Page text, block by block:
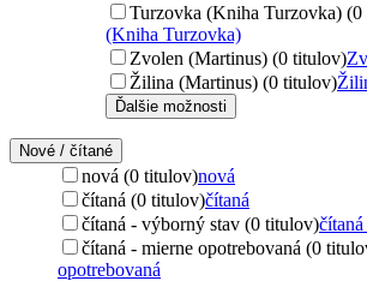
Turzovka (Kniha Turzovka)
(Kniha Turzovka)
Zvolen (Martinus) (0 titulov)
Žilina (Martinus) (0 titulov)
Ďalšie možnosti
Nové / čítané
nová (0 titulov)nová
čítaná (0 titulov)čítaná
čítaná - výborný stav (0 titulov)
čítaná - mierne opotrebovaná (0
opotrebovaná